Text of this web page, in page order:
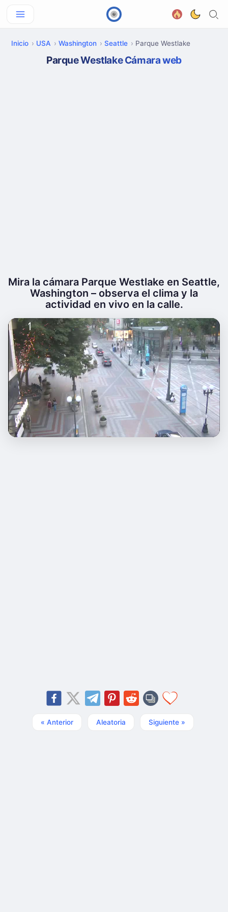
Inicio USA Washington Seattle Parque Westlake
Parque Westlake Cámara web
Mira la cámara Parque Westlake en Seattle,
Washington – observa el clima y la
actividad en vivo en la calle.
« Anterior Aleatoria Siguiente »